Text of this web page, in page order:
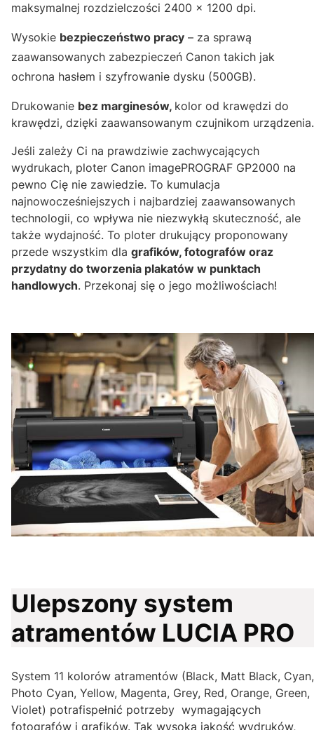
maksymalnej rozdzielczości 2400 x 1200 dpi.
Wysokie bezpieczeństwo pracy – za sprawą
zaawansowanych zabezpieczeń Canon takich jak
ochrona hasłem i szyfrowanie dysku (500GB).
Drukowanie bez marginesów, kolor od krawędzi do
krawędzi, dzięki zaawansowanym czujnikom urządzenia.
Jeśli zależy Ci na prawdziwie zachwycających
wydrukach, ploter Canon imagePROGRAF GP2000 na
pewno Cię nie zawiedzie. To kumulacja
najnowocześniejszych i najbardziej zaawansowanych
technologii, co wpływa nie niezwykłą skuteczność, ale
także wydajność. To ploter drukujący proponowany
przede wszystkim dla grafików, fotografów oraz
przydatny do tworzenia plakatów w punktach
handlowych. Przekonaj się o jego możliwościach!
Ulepszony system
atramentów LUCIA PRO
System 11 kolorów atramentów (Black, Matt Black, Cyan,
Photo Cyan, Yellow, Magenta, Grey, Red, Orange, Green,
Violet) potrafispełnić potrzeby wymagających
fotografów i grafików. Tak wysoka jakość wydruków,